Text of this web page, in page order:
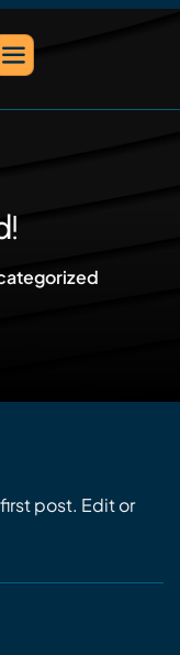
first post. Edit or